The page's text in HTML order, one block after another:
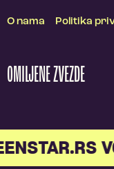
O nama Politika
OMILJENE ZVEZDE